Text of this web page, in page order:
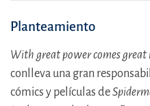
Planteamiento
With great power comes great
conlleva una gran
cómics y películas de